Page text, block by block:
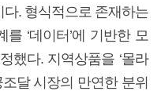
다. 형식적으로 존재하는
‘데이터’에 기반한 모
했다. 지역상품을 ‘몰라
조달 시장의 만연한 분위